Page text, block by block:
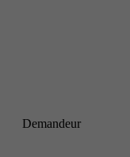
Demandeur